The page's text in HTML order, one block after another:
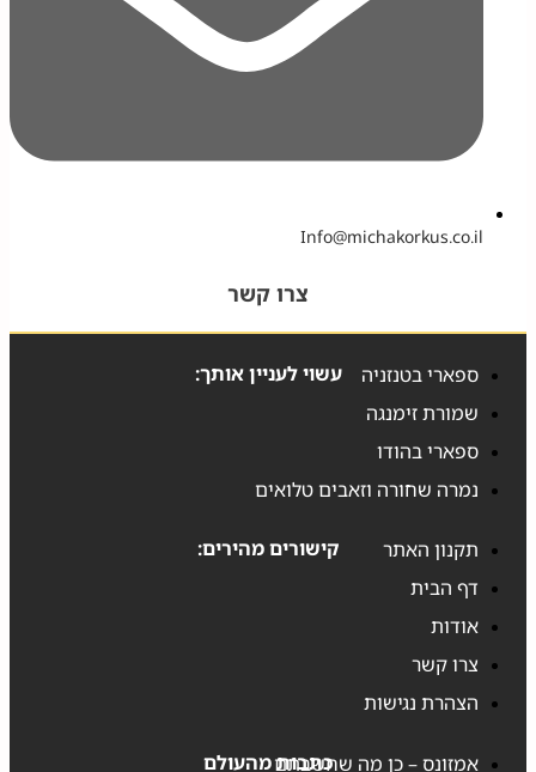
Info@michakorkus.co.il
צרו קשר
עשוי לעניין אותך:
ספארי בטנזניה
שמורת זימנגה
ספארי בהודו
נמרה שחורה וזאבים טלואים
קישורים מהירים:
תקנון האתר
דף הבית
אודות
צרו קשר
הצהרת נגישות
כתבות מהעולםאמזונס – כן מה שחשבתם